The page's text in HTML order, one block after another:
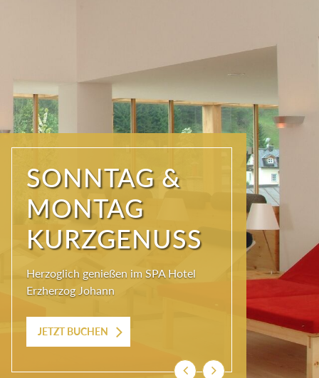
SONNTAG &
MONTAG
KURZGENUSS
Herzoglich genießen im SPA Hotel
Erzherzog Johann
JETZT BUCHEN